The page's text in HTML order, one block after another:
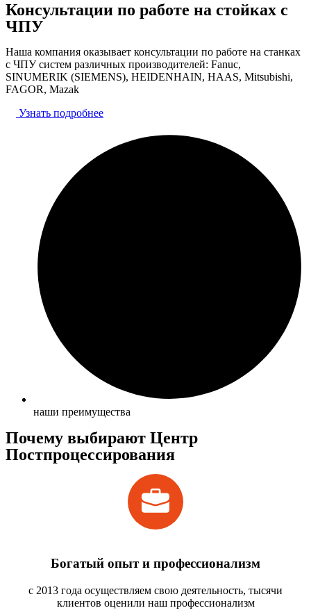
Консультации по работе на стойках с
ЧПУ
Наша компания оказывает консультации по работе на станках
с ЧПУ систем различных производителей: Fanuc,
SINUMERIK (SIEMENS), HEIDENHAIN, HAAS, Mitsubishi,
FAGOR, Mazak
Узнать подробнее
наши преимущества
Почему выбирают Центр
Постпроцессирования
Богатый опыт и профессионализм
с 2013 года осуществляем свою деятельность, тысячи
клиентов оценили наш профессионализм